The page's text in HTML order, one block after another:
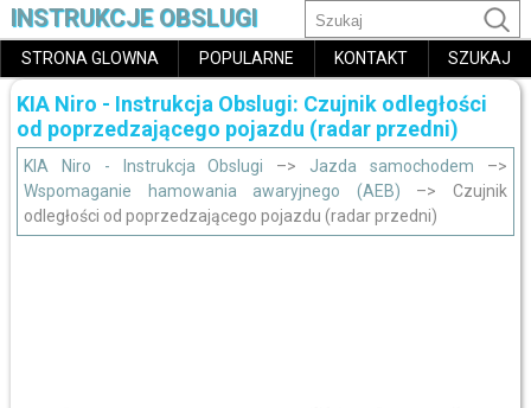
INSTRUKCJE OBSLUGI
STRONA GLOWNA POPULARNE KONTAKT SZUKAJ
KIA Niro - Instrukcja Obslugi: Czujnik odległości
od poprzedzającego pojazdu (radar przedni)
KIA Niro - Instrukcja Obslugi –> Jazda samochodem –>
Wspomaganie hamowania awaryjnego (AEB) –> Czujnik
odległości od poprzedzającego pojazdu (radar przedni)